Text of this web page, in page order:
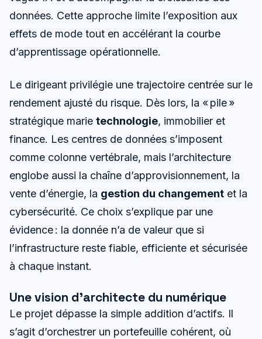
données. Cette approche limite l’exposition aux
effets de mode tout en accélérant la courbe
d’apprentissage opérationnelle.
Le dirigeant privilégie une trajectoire centrée sur le
rendement ajusté du risque. Dès lors, la « pile »
stratégique marie technologie, immobilier et
finance. Les centres de données s’imposent
comme colonne vertébrale, mais l’architecture
englobe aussi la chaîne d’approvisionnement, la
vente d’énergie, la gestion du changement et la
cybersécurité. Ce choix s’explique par une
évidence : la donnée n’a de valeur que si
l’infrastructure reste fiable, efficiente et sécurisée
à chaque instant.
Une vision d’architecte du numérique
Le projet dépasse la simple addition d’actifs. Il
s’agit d’orchestrer un portefeuille cohérent, où